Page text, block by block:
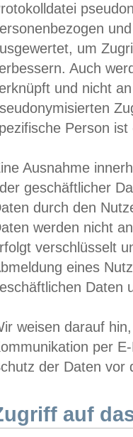
um
Auch
und nicht
Person
Ausnahme
geschäftlicher
durch den
werden nicht
verschlüsselt
eines
Daten
weisen darauf
per
der Daten vor
auf